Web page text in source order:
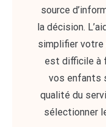
source
la décision.
simplifier votre
est difficile à
vos enfants
qualité du
sélectionner